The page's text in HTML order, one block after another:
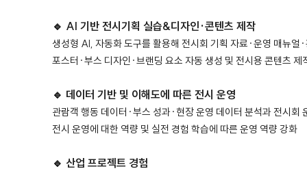
🔹 AI 기반 전시기획 실습&디자인·콘텐츠 제작
생성형 AI, 자동화 도구를 활용해 전시회 기획 자료·운영 매뉴얼
포스터·부스 디자인·브랜딩 요소 자동 생성 및 전시용 콘텐츠 제
🔹 데이터 기반 및 이해도에 따른 전시 운영
관람객 행동 데이터·부스 성과·현장 운영 데이터 분석과 전시회
전시 운영에 대한 역량 및 실전 경험 학습에 따른 운영 역량 강화
🔹 산업 프로젝트 경험